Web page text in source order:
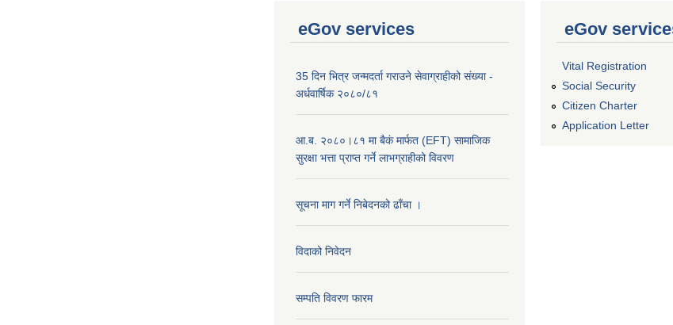
eGov services
35 दिन भित्र जन्मदर्ता गराउने सेवाग्राहीको संख्या -
अर्धवार्षिक २०८०/८१
आ.ब. २०८०।८१ मा बैकं मार्फत (EFT) सामाजिक
सुरक्षा भत्ता प्राप्त गर्ने लाभग्राहीको विवरण
सूचना माग गर्ने निबेदनको ढाँचा ।
विदाको निवेदन
सम्पति विवरण फारम
eGov
Vital Registration
Social Security
Citizen Charter
Application Letter